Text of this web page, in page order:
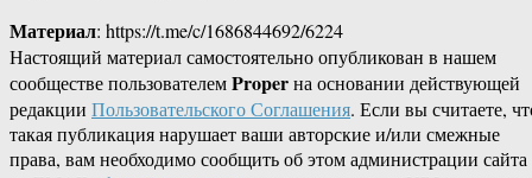
Материал: https://t.me/c/1686844692/6224
Настоящий материал самостоятельно опубликован в нашем
сообществе пользователемProperна основании действующей
редакции Пользовательского Соглашения. Если вы считаете,
такая публикация нарушает ваши авторские и/или смежные
права, вам необходимо сообщить об этом администрации сайта